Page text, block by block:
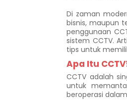
Di zaman
bisnis, maupun
penggunaan
sistem CCTV.
tips untuk
Apa Itu
CCTV adalah
untuk
beroperasi